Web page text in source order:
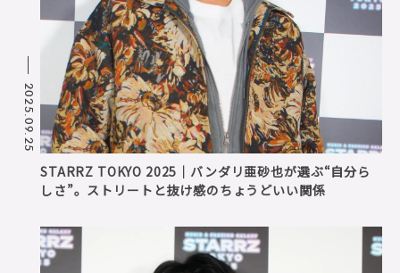
2025.09.25
STARRZ TOKYO 2025｜バンダリ亜砂也が選ぶ“自分ら
しさ”。ストリートと抜け感のちょうどいい関係